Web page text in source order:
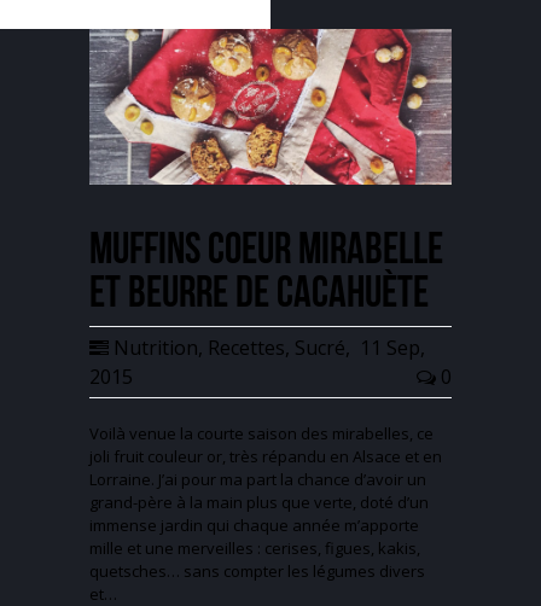
Muffins coeur mirabelle
et beurre de cacahuète
Nutrition, Recettes, Sucré, 11 Sep,
2015
0
Voilà venue la courte saison des mirabelles, ce
joli fruit couleur or, très répandu en Alsace et en
Lorraine. J’ai pour ma part la chance d’avoir un
grand-père à la main plus que verte, doté d’un
immense jardin qui chaque année m’apporte
mille et une merveilles : cerises, figues, kakis,
quetsches… sans compter les légumes divers
et…